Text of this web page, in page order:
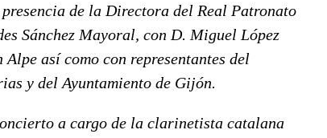
de la Directora del Real Patronato
Sánchez Mayoral, con D. Miguel López
así como con representantes del
y del Ayuntamiento de Gijón.
a cargo de la clarinetista catalana